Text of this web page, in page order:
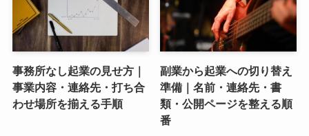
事務所なし起業の見せ方｜
事業内容・連絡先・打ち合
わせ場所を揃える手順
副業から起業への切り替え
準備｜名前・連絡先・書
類・公開ページを整える順
番